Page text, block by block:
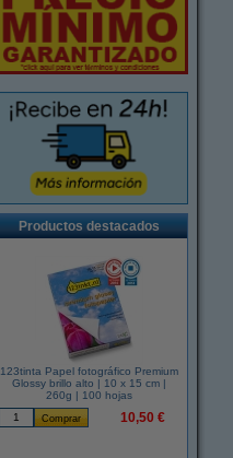
Productos destacados
123tinta Papel fotográfico Premium
Glossy brillo alto | 10 x 15 cm |
260g | 100 hojas
10,50 €